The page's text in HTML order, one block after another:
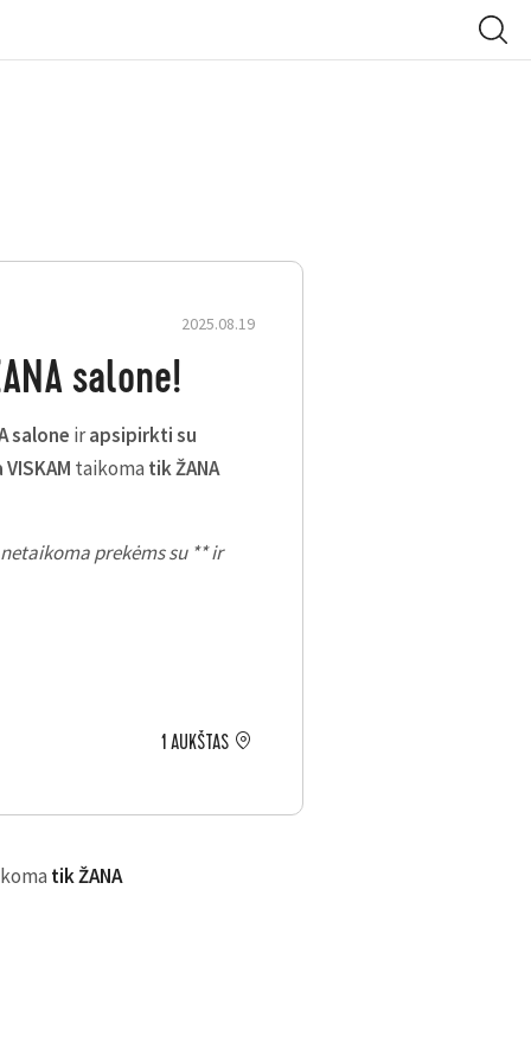
2025.08.19
salone!
salone irapsipirkti su
taikoma tik ŽANA
prekėms su ** ir
1 AUKŠTAS
tik ŽANA